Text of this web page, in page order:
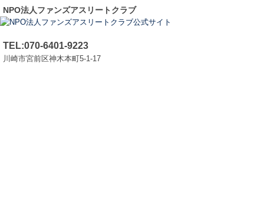
NPO法人ファンズアスリートクラブ
TEL:070-6401-9223
川崎市宮前区神木本町5-1-17